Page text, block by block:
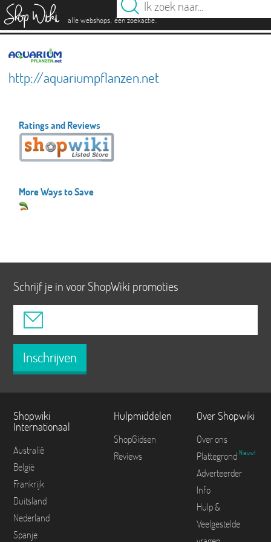
alle webshops. één zoekactie.
http://aquariumpflanzen.net
Ratings and Reviews
More Ways to Save
Schrijf je in voor ShopWiki promoties
Inschrijven
Shopwiki
Internationaal
Australië
België
Frankrijk
Duitsland
Nederland
Spanje
Hulpmiddelen
ShopGidsen
Reviews
Over Shopwiki
Over ons
Plattegrond Nieuw!
Adverteerder
Info
Hulp &
Veelgestelde